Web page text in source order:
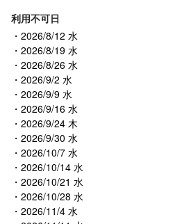
利用不可日
2026/8/12 水
2026/8/19 水
2026/8/26 水
2026/9/2 水
2026/9/9 水
2026/9/16 水
2026/9/24 木
2026/9/30 水
2026/10/7 水
2026/10/14 水
2026/10/21 水
2026/10/28 水
2026/11/4 水